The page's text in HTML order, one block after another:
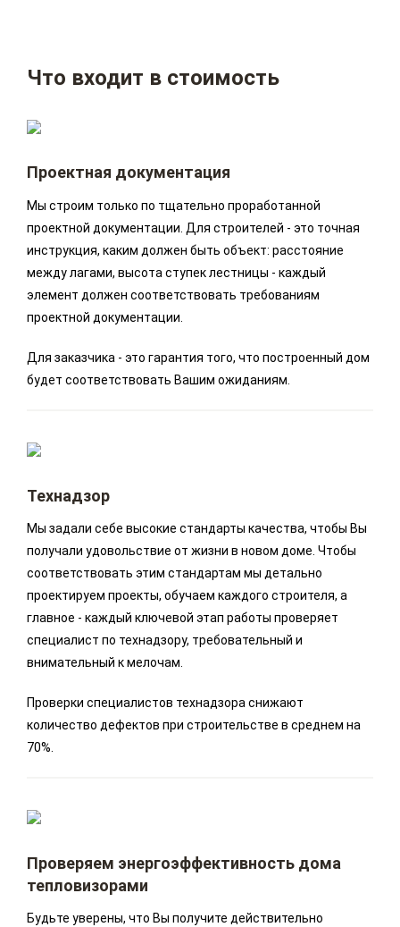
Что входит в стоимость
Проектная документация
Мы строим только по тщательно проработанной
проектной документации. Для строителей - это точная
инструкция, каким должен быть объект: расстояние
между лагами, высота ступек лестницы - каждый
элемент должен соответствовать требованиям
проектной документации.
Для заказчика - это гарантия того, что построенный дом
будет соответствовать Вашим ожиданиям.
Технадзор
Мы задали себе высокие стандарты качества, чтобы Вы
получали удовольствие от жизни в новом доме. Чтобы
соответствовать этим стандартам мы детально
проектируем проекты, обучаем каждого строителя, а
главное - каждый ключевой этап работы проверяет
специалист по технадзору, требовательный и
внимательный к мелочам.
Проверки специалистов технадзора снижают
количество дефектов при строительстве в среднем на
70%.
Проверяем энергоэффективность дома
тепловизорами
Будьте уверены, что Вы получите действительно